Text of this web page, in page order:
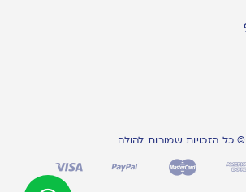
© כל הזכויות שמורות להולה